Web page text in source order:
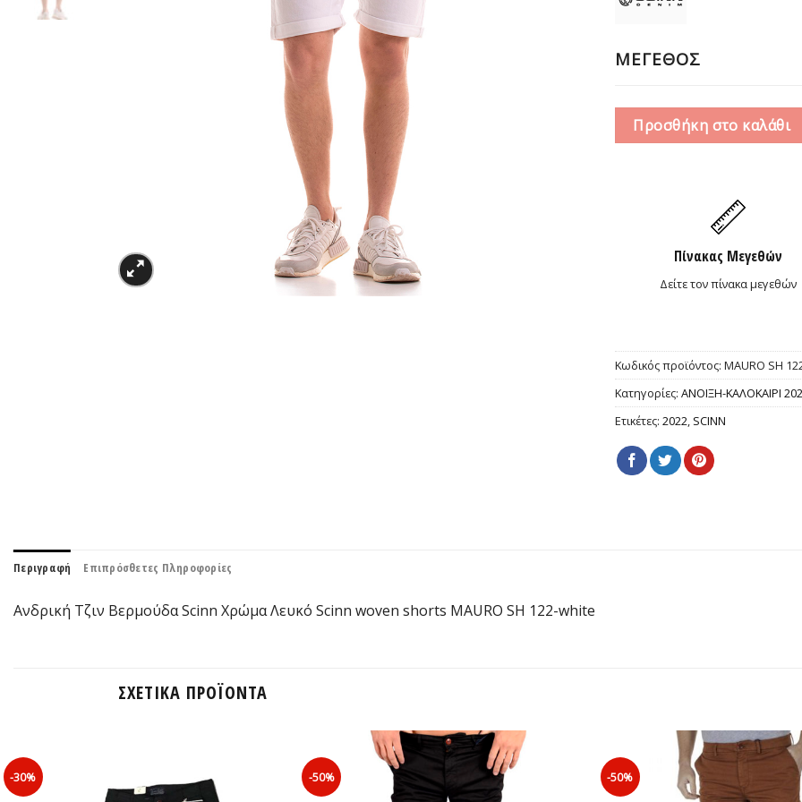
ΜΕΓΕΘΟΣ
Προσθήκη στο καλάθι
Πίνακας Μεγεθών
Δείτε τον πίνακα μεγεθών
Κωδικός προϊόντος: MAURO SH
Κατηγορίες: ΑΝΟΙΞΗ-ΚΑΛΟΚΑΙΡΙ
Ετικέτες: 2022, SCINN
Περιγραφή Επιπρόσθετες Πληροφορίες
Ανδρική Τζιν Βερμούδα Scinn Xρώμα Λευκό Scinn woven shorts MAURO SH 122-white
ΣΧΕΤΙΚΆ ΠΡΟΪΌΝΤΑ
-30% -50% -50%